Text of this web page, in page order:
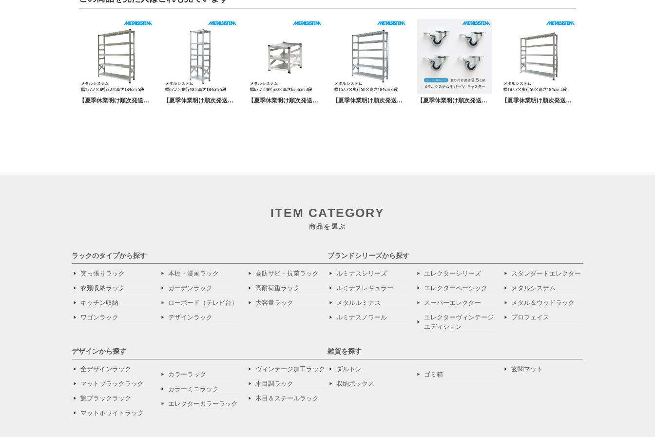
【夏季休業明け順次発送】メタルシステム 幅157.7×奥行32×高さ184cm 5段 MS15185D3 【夏季休業明け順次発送】メタルシステム 幅67.7×奥行40×高さ184cm 5段 MS6185D4 【夏季休業明け順次発送】メタルシステム 幅67.7×奥行60×高さ65.3cm 3段 MS663D6 【夏季休業明け順次発送】メタルシステム 幅157.7×奥行50×高さ184cm 6段 MS15186D5 【夏季休業明け順次発送】スーパー123専用パーツ キャスター MSPO010 METALSISTEM メタルシステム 【夏季休業明け順次発送】メタルシステム 幅187.7×奥行50×高さ184cm 5段 MS18185D5